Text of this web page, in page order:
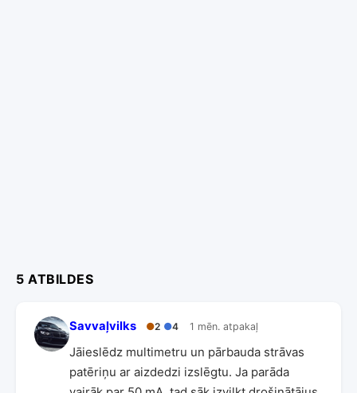
5 ATBILDES
Savvaļvilks ●2 ●4 1 mēn. atpakaļ
Jāieslēdz multimetru un pārbauda strāvas
patēriņu ar aizdedzi izslēgtu. Ja parāda